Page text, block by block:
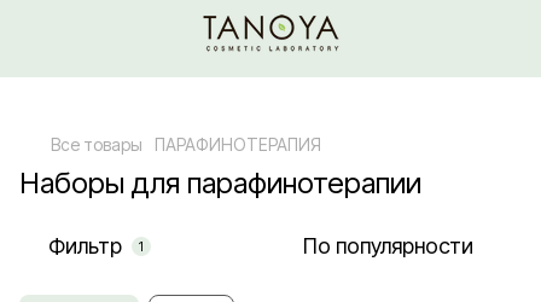
Все товары ПАРАФИНОТЕРАПИЯ
Наборы для парафинотерапии
Фильтр 1 По популярности